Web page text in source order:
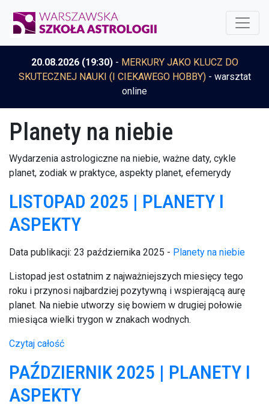
20.08.2026 (19:30)- MERKURY JAKO KLUCZ DO
SKUTECZNEJ NAUKI (I CIEKAWEGO HOBBY)- warsztat
online
Planety na niebie
Wydarzenia astrologiczne na niebie, ważne daty, cykle
planet, zodiak w praktyce, aspekty planet, efemerydy
LISTOPAD 2025 | PLANETY I
ASPEKTY
Data publikacji: 23 października 2025 - Planety na niebie
Listopad jest ostatnim z najważniejszych miesięcy tego
roku i przynosi najbardziej pozytywną i wspierającą aurę
planet. Na niebie utworzy się bowiem w drugiej połowie
miesiąca wielki trygon w znakach wodnych.
Czytaj całość
PAŹDZIERNIK 2025 | PLANETY I
ASPEKTY